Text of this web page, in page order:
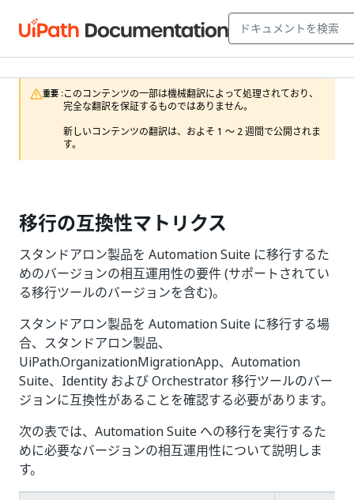
重要 :このコンテンツの一部は機械翻訳によって処理されており、
完全な翻訳を保証するものではありません。
新しいコンテンツの翻訳は、およそ 1 ～ 2 週間で公開されま
す。
移行の互換性マトリクス
スタンドアロン製品を Automation Suite に移行するた
めのバージョンの相互運用性の要件 (サポートされてい
る移行ツールのバージョンを含む)。
スタンドアロン製品を Automation Suite に移行する場
合、スタンドアロン製品、
UiPath.OrganizationMigrationApp、Automation
Suite、Identity および Orchestrator 移行ツールのバー
ジョンに互換性があることを確認する必要があります。
次の表では、Automation Suite への移行を実行するた
めに必要なバージョンの相互運用性について説明しま
す。